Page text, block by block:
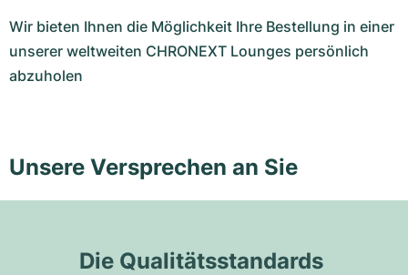
Wir bieten Ihnen die Möglichkeit Ihre Bestellung in einer
unserer weltweiten CHRONEXT Lounges persönlich
abzuholen
Unsere Versprechen an Sie
Die Qualitätsstandards